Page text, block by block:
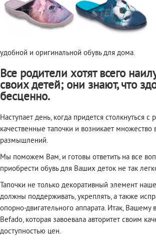
удобной и оригинальной обувь для дома.
Все родители хотят всего
своих детей; они знают, что
бесценно.
Наступает день, когда придется столкнуться
качественные тапочки и возникает множество
размышлений.
Мы поможем Вам, и готовы ответить на все
приобрести обувь для Ваших деток не так
Тапочки не только декоративный элемент
должны поддерживать, укреплять, а также
опорно-двигательного аппарата. Итак,
Befado, которая завоевала авторитет своим
доступностью цен.